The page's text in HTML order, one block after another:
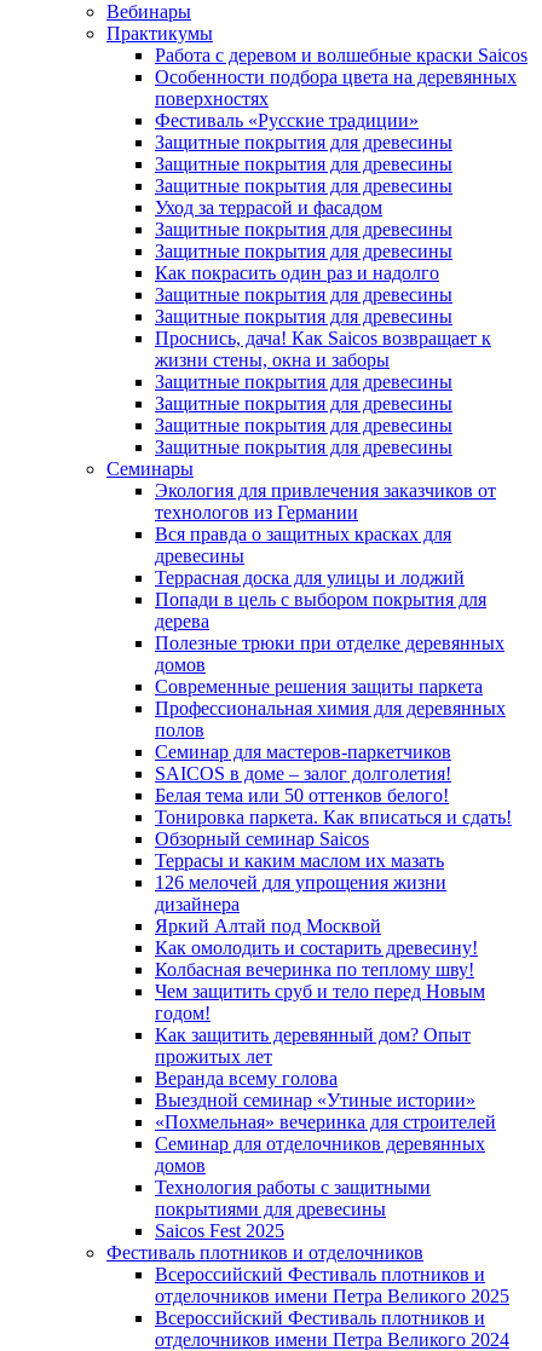
Вебинары
Практикумы
Работа с деревом и волшебные краски Saicos
Особенности подбора цвета на деревянных
поверхностях
Фестиваль «Русские традиции»
Защитные покрытия для древесины
Защитные покрытия для древесины
Защитные покрытия для древесины
Уход за террасой и фасадом
Защитные покрытия для древесины
Защитные покрытия для древесины
Как покрасить один раз и надолго
Защитные покрытия для древесины
Защитные покрытия для древесины
Проснись, дача! Как Saicos возвращает к
жизни стены, окна и заборы
Защитные покрытия для древесины
Защитные покрытия для древесины
Защитные покрытия для древесины
Защитные покрытия для древесины
Семинары
Экология для привлечения заказчиков от
технологов из Германии
Вся правда о защитных красках для
древесины
Террасная доска для улицы и лоджий
Попади в цель с выбором покрытия для
дерева
Полезные трюки при отделке деревянных
домов
Современные решения защиты паркета
Профессиональная химия для деревянных
полов
Семинар для мастеров-паркетчиков
SAICOS в доме – залог долголетия!
Белая тема или 50 оттенков белого!
Тонировка паркета. Как вписаться и сдать!
Обзорный семинар Saicos
Террасы и каким маслом их мазать
126 мелочей для упрощения жизни
дизайнера
Яркий Алтай под Москвой
Как омолодить и состарить древесину!
Колбасная вечеринка по теплому шву!
Чем защитить сруб и тело перед Новым
годом!
Как защитить деревянный дом? Опыт
прожитых лет
Веранда всему голова
Выездной семинар «Утиные истории»
«Похмельная» вечеринка для строителей
Семинар для отделочников деревянных
домов
Технология работы с защитными
покрытиями для древесины
Saicos Fest 2025
Фестиваль плотников и отделочников
Всероссийский Фестиваль плотников и
отделочников имени Петра Великого 2025
Всероссийский Фестиваль плотников и
отделочников имени Петра Великого 2024